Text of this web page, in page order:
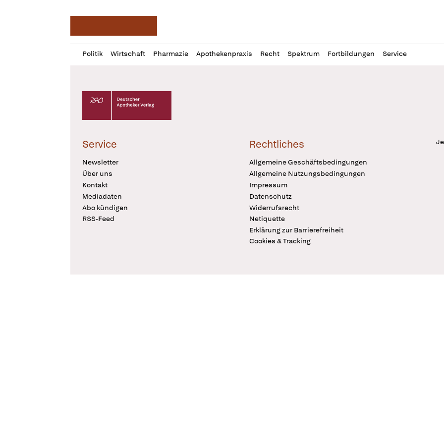
Politik Wirtschaft Pharmazie Apothekenpraxis Recht Spektrum Fortbildungen Service
Profil
öffnen
Daz
Pur
Deutscher Apotheker Verlag Logo
Service
Newsletter
Über uns
Kontakt
Mediadaten
Abo kündigen
RSS-Feed
Rechtliches
Allgemeine Geschäftsbedingungen
Allgemeine Nutzungsbedingungen
Impressum
Datenschutz
Widerrufsrecht
Netiquette
Erklärung zur Barrierefreiheit
Cookies & Tracking